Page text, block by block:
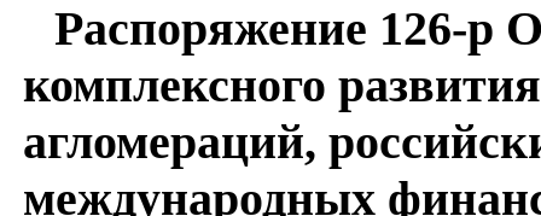
Распоряжение 126-р
комплексного
агломераций,
международных